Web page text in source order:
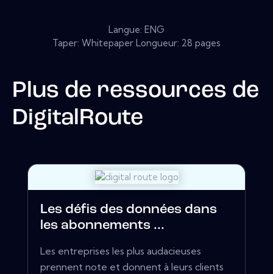
Langue: ENG
Taper: Whitepaper Longueur: 28 pages
Plus de ressources de
DigitalRoute
Les défis des données dans
les abonnements ...
Les entreprises les plus audacieuses
prennent note et donnent à leurs clients